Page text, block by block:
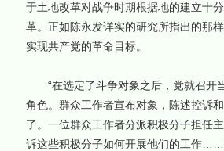
于土地改革对战争时期根据地的建立十
革。正如陈永发详实的研究所指出的那
实现共产党的革命目标。
“在选定了斗争对象之后，党就召开
角色。群众工作者宣布对象，陈述控诉
了。一位群众工作者分派积极分子担任
诉这些积极分子如何开展他们的工作